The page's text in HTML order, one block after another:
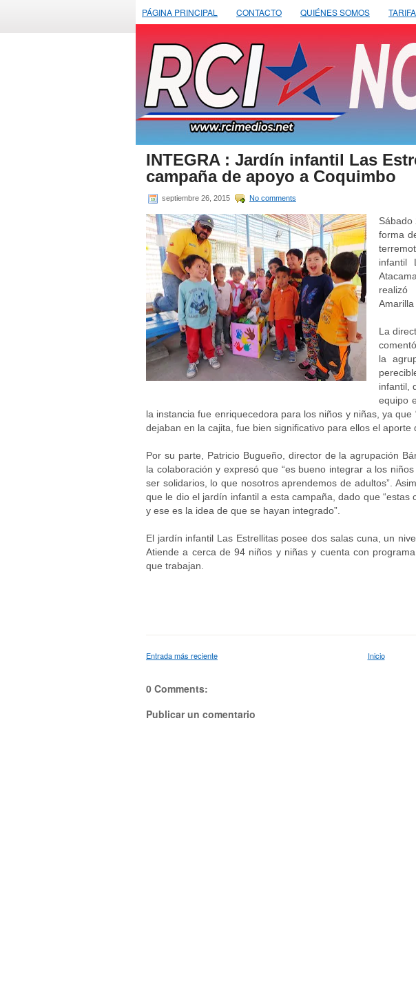
PÁGINA PRINCIPAL CONTACTO QUIÉNES SOMOS
INTEGRA : Jardín infantil Las
campaña de apoyo a Coquimbo
septiembre 26, 2015 No comments
Sábado
forma
infantil
realizó
La
la
infantil,
equipo
la instancia fue enriquecedora para los niños y niñas, ya
dejaban en la cajita, fue bien significativo para ellos el aporte
Por su parte, Patricio Bugueño, director de la agrupación
la colaboración y expresó que “es bueno integrar a los
ser solidarios, lo que nosotros aprendemos de adultos”.
que le dio el jardín infantil a esta campaña, dado que “estas
y ese es la idea de que se hayan integrado”.
El jardín infantil Las Estrellitas posee dos salas cuna, un
Atiende a cerca de 94 niños y niñas y cuenta con
que trabajan.
Entrada más reciente Inicio
0 Comments:
Publicar un comentario